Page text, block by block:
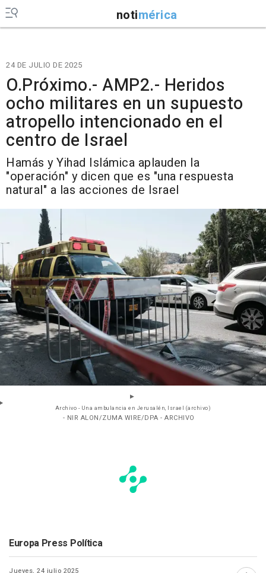
notimérica
24 DE JULIO DE 2025
O.Próximo.- AMP2.- Heridos
ocho militares en un supuesto
atropello intencionado en el
centro de Israel
Hamás y Yihad Islámica aplauden la
"operación" y dicen que es "una respuesta
natural" a las acciones de Israel
Archivo - Una ambulancia en Jerusalén, Israel (archivo)
- NIR ALON/ZUMA WIRE/DPA - ARCHIVO
Europa Press Política